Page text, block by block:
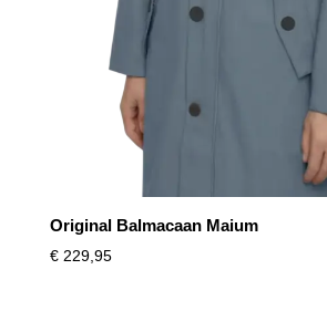
Original Balmacaan Maium
€229,95